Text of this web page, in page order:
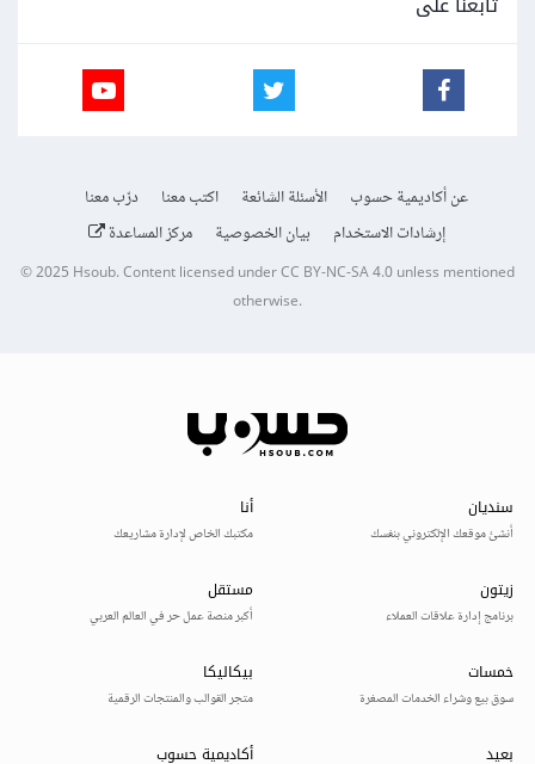
عن أكاديمية حسوب الأسئلة الشائعة اكتب معنا
درّب معنا
إرشادات الاستخدام
بيان الخصوصية مركز المساعدة
© 2025Hsoub.Content licensed underCC BY-NC-SA 4.0unless mentioned
otherwise.